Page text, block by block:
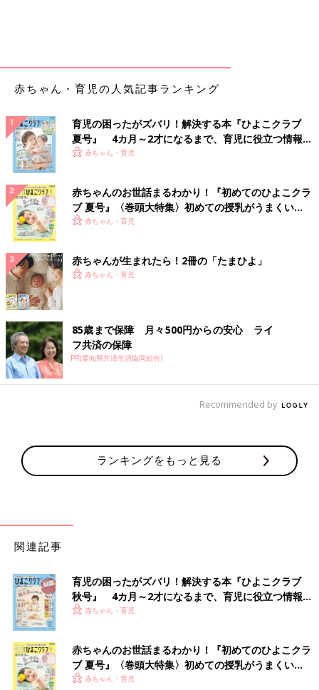
1時間おきの夜泣き→添い乳を繰り返していた
そうです。ただ、添い乳や添い寝は、場合によ
っては窒息の危険があるので、リスクを正しく
安全な添い乳を行うための具体的なポイントを
愛波さんに教えてもらいました。
「背中スイッチ」にみんな悩んでいる！
赤ちゃん・育児の人気記事ランキング
育児の困ったがズバリ！解決する本『ひよこクラブ
夏号』 4カ月～2才になるまで、育児に役立つ情報が
いっぱい！
赤ちゃん・育児
赤ちゃんのお世話まるわかり！『初めてのひよこクラ
ブ 夏号』〈巻頭大特集〉初めての授乳がうまくい
く！ おっぱい・ミルクの基本と夏のトラブル 解決テ
赤ちゃん・育児
赤ちゃんが生まれたら！2冊の「たまひよ」
赤ちゃん・育児
85歳まで保障 月々500円からの安心 ライ
フ共済の保障
PR(愛知県共済生活協同組合)
Recommended by
ランキングをもっと見る
関連記事
育児の困ったがズバリ！解決する本『ひよこクラブ
秋号』 4カ月～2才になるまで、育児に役立つ情報が
いっぱい！
赤ちゃん・育児
赤ちゃんのお世話まるわかり！『初めてのひよこクラ
ブ 夏号』〈巻頭大特集〉初めての授乳がうまくい
く！ おっぱい・ミルクの基本と夏のトラブル 解決テ
赤ちゃん・育児